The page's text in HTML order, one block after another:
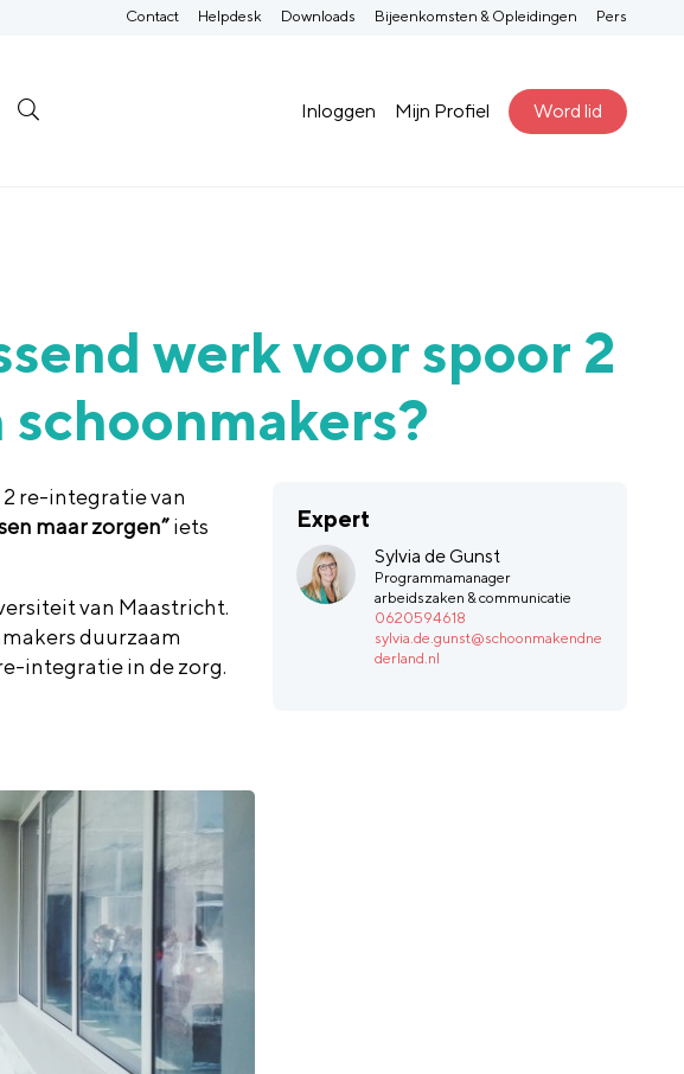
Inloggen Mijn Profiel Word lid
Contact Helpdesk Downloads Bijeenkomsten & Opleidingen Pers
werk voor spoor 2
2 re-integratie van
maar zorgen”iets
van Maastricht.
duurzaam
integratie in de zorg.
Expert
Sylvia de Gunst
Programmamanager
arbeidszaken & communicatie
0620594618
sylvia.de.gunst@schoonmakendne
derland.nl